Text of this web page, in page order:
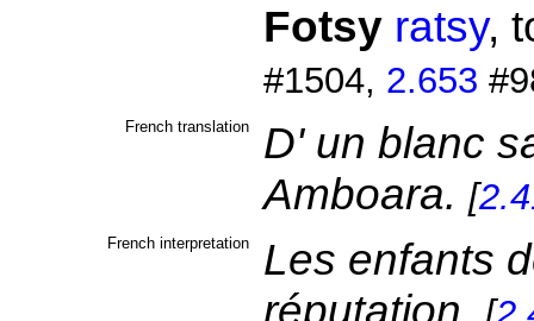
Fotsy ratsy,
#1504, 2.653
French translation
D' un blanc
Amboara. [
French interpretation
Les enfants
réputation.